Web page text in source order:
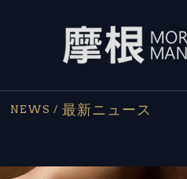
NEWS / 最新ニュース